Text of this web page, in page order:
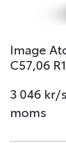
Image
C57,06
3 046 kr/
moms